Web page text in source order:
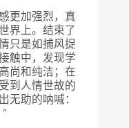
更加强烈，真
界上。结束了
只是如捕风捉
触中，发现学
尚和纯洁；在
到人情世故的
无助的呐喊：